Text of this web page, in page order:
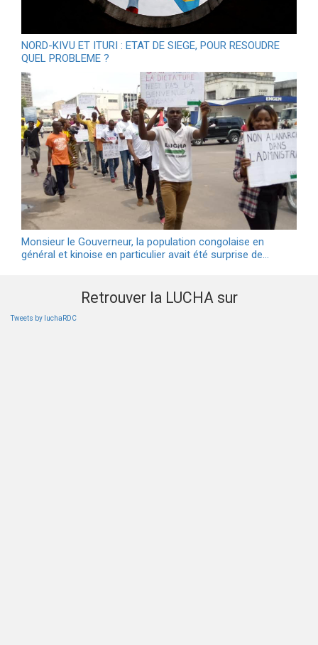
NORD-KIVU ET ITURI : ETAT DE SIEGE, POUR RESOUDRE
QUEL PROBLEME ?
Monsieur le Gouverneur, la population congolaise en
général et kinoise en particulier avait été surprise de…
Retrouver la LUCHA sur
Tweets by luchaRDC